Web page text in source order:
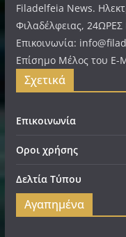
Filadelfeia News.
Φιλαδέλφειας, 24ΩΡΕΣ
Επικοινωνία:
Επίσημο Μέλος του E-
Σχετικά
Επικοινωνία
Οροι χρήσης
Δελτία Τύπου
Αγαπημένα